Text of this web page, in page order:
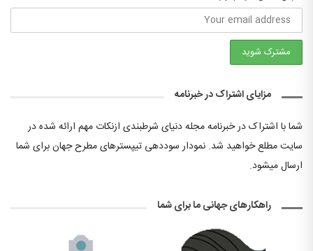
مزایای اشتراک در خبرنامه
شما با اشتراک در خبرنامه مجله دنیای شرطبندی ازنکات مهم ارائه شده در
سایت مطلع خواهید شد. نمودار سوددهی تیپسترهای مطرح جهان برای شما
ارسال میشود.
راهکارهای جهانی ما برای شما